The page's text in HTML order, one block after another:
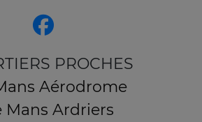
PROCHES
Aérodrome
Mans Ardriers